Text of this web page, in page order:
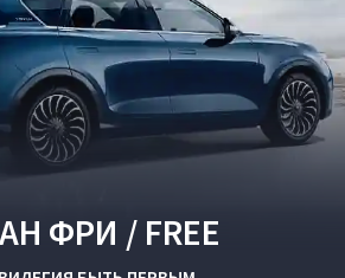
ФРИ / FREE